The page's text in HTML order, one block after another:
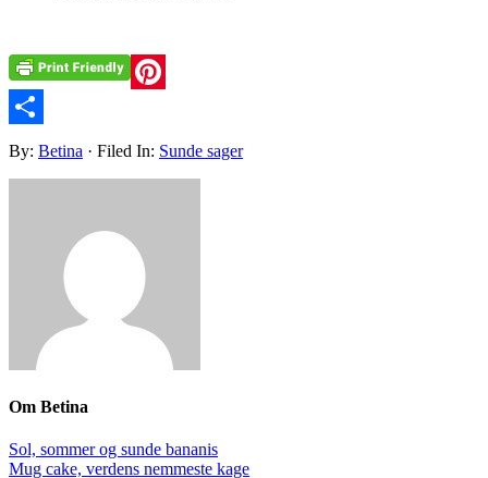
Pinterest
Share
By: Betina · Filed In: Sunde sager
Om Betina
Sol, sommer og sunde bananis
Mug cake, verdens nemmeste kage